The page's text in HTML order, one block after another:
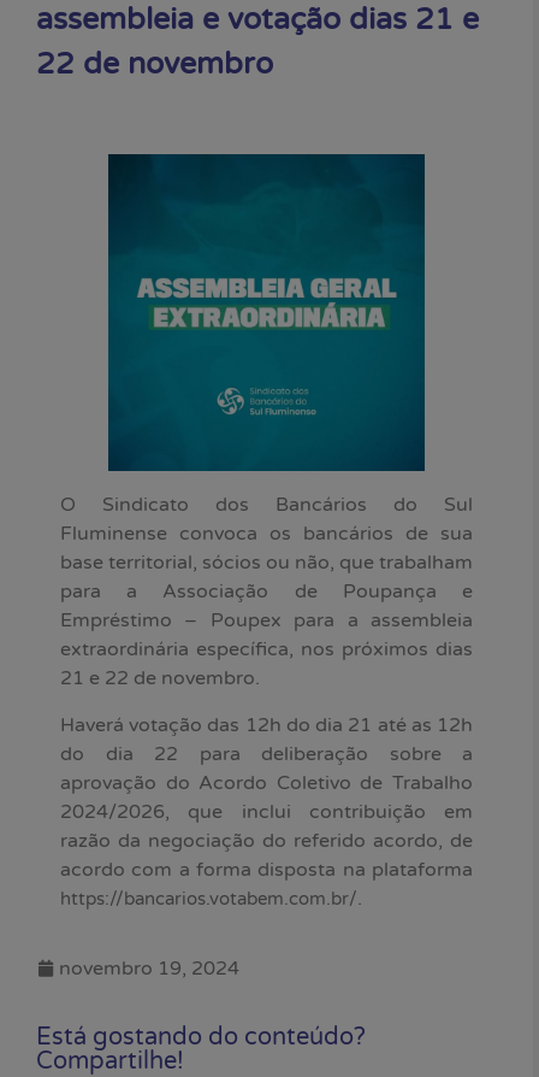
assembleia e votação dias 21 e
22 de novembro
O Sindicato dos Bancários do Sul
Fluminense convoca os bancários de sua
base territorial, sócios ou não, que trabalham
para a Associação de Poupança e
Empréstimo – Poupex para a assembleia
extraordinária específica, nos próximos dias
21 e 22 de novembro.
Haverá votação das 12h do dia 21 até as 12h
do dia 22 para deliberação sobre a
aprovação do Acordo Coletivo de Trabalho
2024/2026, que inclui contribuição em
razão da negociação do referido acordo, de
acordo com a forma disposta na plataforma
https://bancarios.votabem.com.br/.
novembro 19, 2024
Está gostando do conteúdo?
Compartilhe!